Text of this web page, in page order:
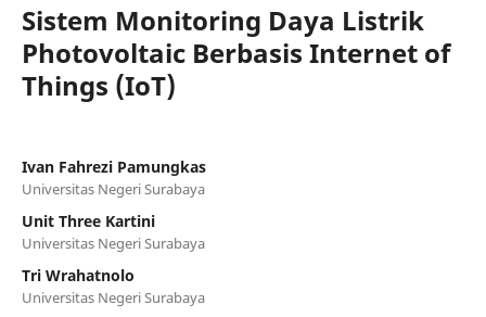
Sistem Monitoring Daya Listrik
Photovoltaic Berbasis Internet of
Things (IoT)
Ivan Fahrezi Pamungkas
Universitas Negeri Surabaya
Unit Three Kartini
Universitas Negeri Surabaya
Tri Wrahatnolo
Universitas Negeri Surabaya